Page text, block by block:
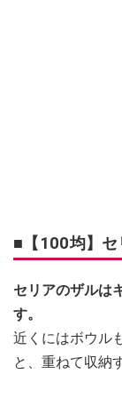
■【100均】セ
セリアのザルは
す。
近くにはボウル
と、重ねて収納